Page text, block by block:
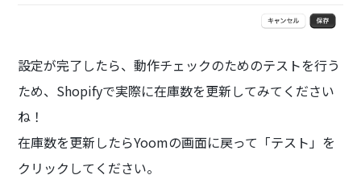
設定が完了したら、動作チェックのためのテストを行う
ため、Shopifyで実際に在庫数を更新してみてください
ね！
在庫数を更新したらYoomの画面に戻って「テスト」を
クリックしてください。